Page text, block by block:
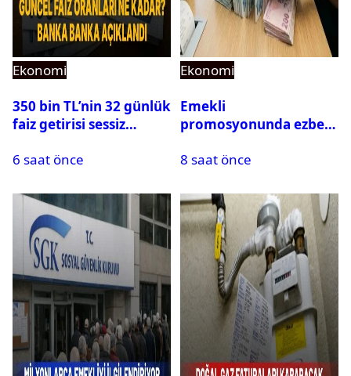
Ekonomi
350 bin TL’nin 32 günlük
faiz getirisi sessiz
rakamlar oraya çıktı
6 saat önce
Ekonomi
Emekli
promosyonunda ezber
kadar promosyon
8 saat önce